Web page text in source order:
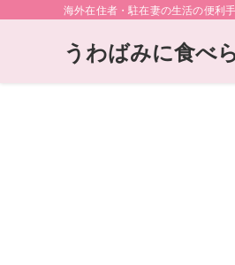
海外在住者・駐在妻の生活の便利
うわばみに食べ